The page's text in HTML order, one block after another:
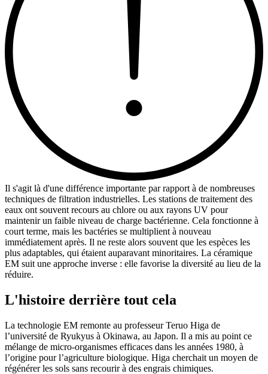
Il s'agit là d'une différence importante par rapport à de nombreuses
techniques de filtration industrielles. Les stations de traitement des
eaux ont souvent recours au chlore ou aux rayons UV pour
maintenir un faible niveau de charge bactérienne. Cela fonctionne à
court terme, mais les bactéries se multiplient à nouveau
immédiatement après. Il ne reste alors souvent que les espèces les
plus adaptables, qui étaient auparavant minoritaires. La céramique
EM suit une approche inverse : elle favorise la diversité au lieu de la
réduire.
L'histoire derrière tout cela
La technologie EM remonte au professeur Teruo Higa de
l’université de Ryukyus à Okinawa, au Japon. Il a mis au point ce
mélange de micro-organismes efficaces dans les années 1980, à
l’origine pour l’agriculture biologique. Higa cherchait un moyen de
régénérer les sols sans recourir à des engrais chimiques.